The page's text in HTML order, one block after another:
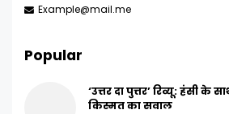
Example@mail.me
Popular
‘उत्तर दा पुत्तर’ रिव्यू: हंसी के
किस्मत का सवाल